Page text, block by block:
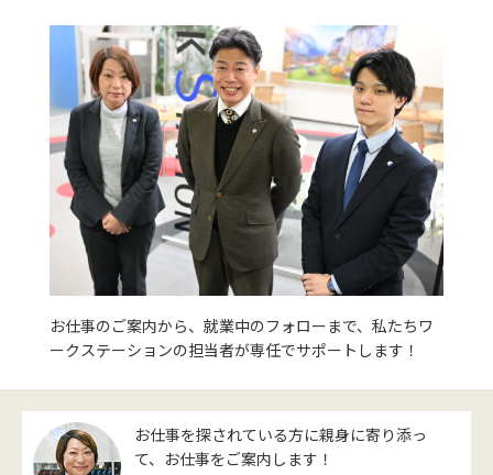
お仕事のご案内から、就業中のフォローまで、私たちワ
ークステーションの担当者が専任でサポートします！
お仕事を探されている方に親身に寄り添っ
て、お仕事をご案内します！